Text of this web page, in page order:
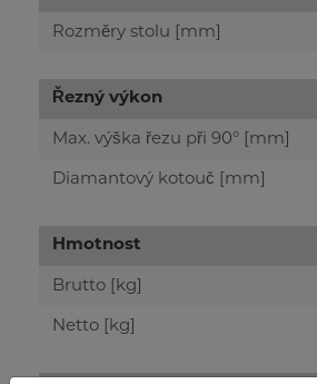
Rozměry stolu [mm]
Řezný výkon
Max. výška řezu při 90° [mm]
Diamantový kotouč [mm]
Hmotnost
Brutto [kg]
Netto [kg]